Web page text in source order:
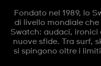
Fondato nel 1989, lo
di livello mondiale
Swatch: audaci,
nuove sfide. Tra surf,
si spingono oltre i